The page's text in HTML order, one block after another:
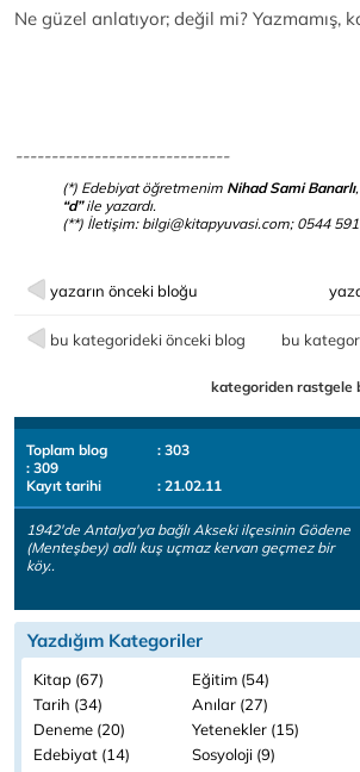
Ne güzel anlatıyor; değil mi? Yazmamış,
(*) Edebiyat öğretmenim Nihad Sami Banarlı
“d”ile yazardı.
(**) İletişim: bilgi@kitapyuvasi.com; 0544
yazarın önceki bloğu
bu kategorideki önceki blog bu
kategoriden rastgele
Toplam blog
: 303
: 309
Kayıt tarihi
: 21.02.11
1942'de Antalya'ya bağlı Akseki ilçesinin Gödene
(Menteşbey) adlı kuş uçmaz kervan geçmez bir
köy..
Yazdığım Kategoriler
Kitap (67)
Eğitim (54)
Tarih (34)
Anılar (27)
Deneme (20)
Yetenekler (15)
Edebiyat (14)
Sosyoloji (9)